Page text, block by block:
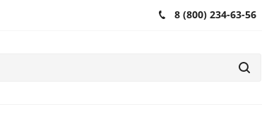
8 (800) 234-63-56